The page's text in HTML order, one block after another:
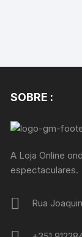
SOBRE :
A Loja Online
espectaculares.
Rua